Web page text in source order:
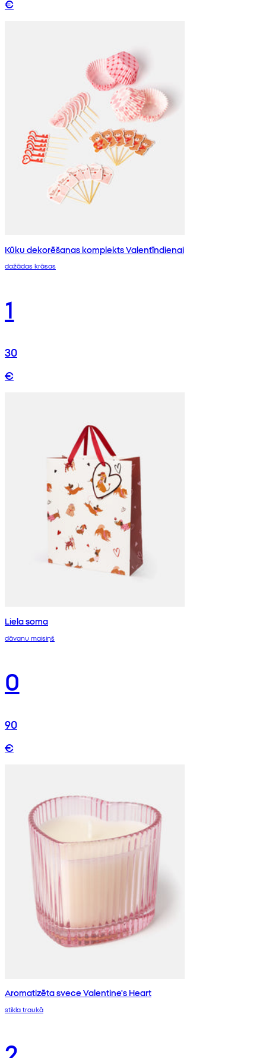
€
Kūku dekorēšanas komplekts Valentīndienai
dažādas krāsas
1
30
€
Liela soma
dāvanu maisiņš
0
90
€
Aromatizēta svece Valentine's Heart
stikla traukā
2